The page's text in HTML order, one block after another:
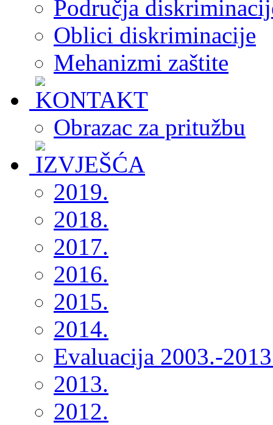
Područja
Oblici diskriminacije
Mehanizmi zaštite
Obrazac za pritužbu
2019.
2018.
2017.
2016.
2015.
2014.
Evaluacija 2003.-
2013.
2012.